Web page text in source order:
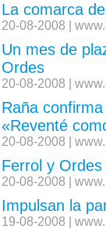
La comarca
20-08-2008 |
Un mes de
Ordes
20-08-2008 |
Raña
«Reventé
20-08-2008 |
Ferrol y
20-08-2008 |
Impulsan la
19-08-2008 |